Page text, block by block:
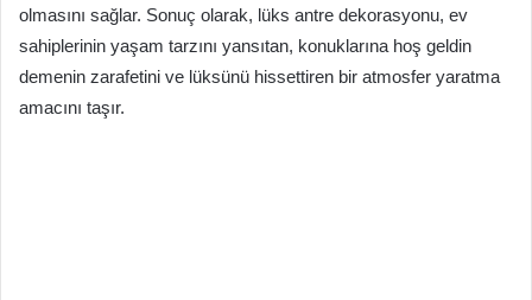
olmasını sağlar. Sonuç olarak, lüks antre dekorasyonu, ev
sahiplerinin yaşam tarzını yansıtan, konuklarına hoş geldin
demenin zarafetini ve lüksünü hissettiren bir atmosfer yaratma
amacını taşır.